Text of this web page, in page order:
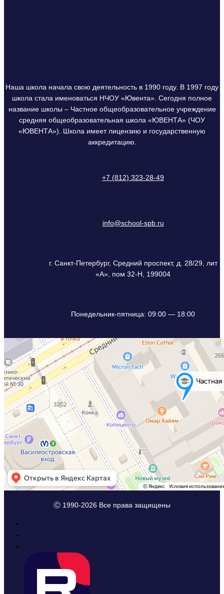
Наша школа начала свою деятельность в 1990 году. В 1997 году
школа стала именоваться НЧОУ «Ювента». Сегодня полное
название школы – Частное общеобразовательное учреждение
средняя общеобразовательная школа «ЮВЕНТА» (ЧОУ
«ЮВЕНТА»). Школа имеет лицензию и государственную
аккредитацию.
+7 (812) 323-28-49
info@school-spb.ru
г. Санкт-Петербург, Средний проспект, д. 28/29, лит
«А», пом 32-Н, 199004
Понедельник-пятница: 09:00 — 18:00
Ⓒ 1990-2026 Все права защищены